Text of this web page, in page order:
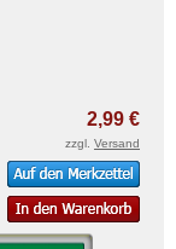
2,99 €
zzgl. Versand